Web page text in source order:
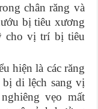
chân răng và
bị tiêu xương
cho vị trí bị tiêu
hiện là các răng
di lệch sang vị
vẹo mất